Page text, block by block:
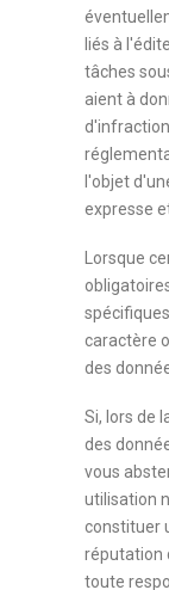
liés à
tâches
aient à
l'objet
expresse
Lorsque
caractère
des
Si, lors de
des
vous
utilisation
constituer
réputation
toute